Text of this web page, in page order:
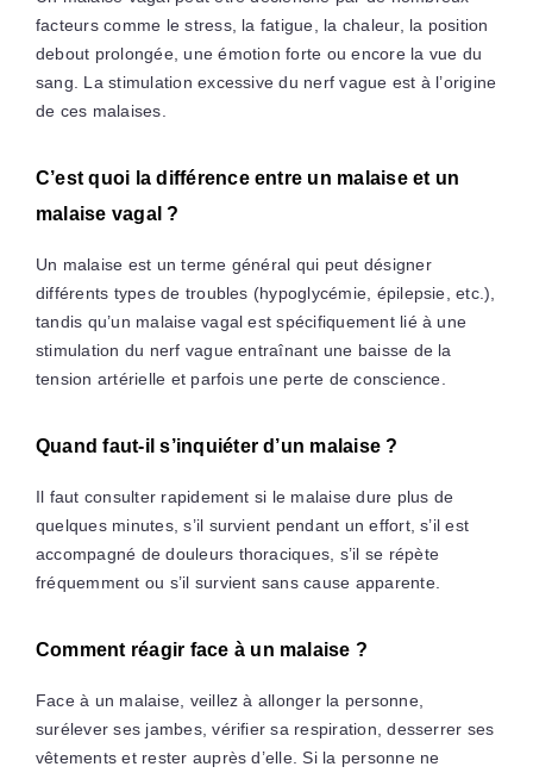
facteurs comme le stress, la fatigue, la chaleur, la position
debout prolongée, une émotion forte ou encore la vue du
sang. La stimulation excessive du nerf vague est à l’origine
de ces malaises.
C’est quoi la différence entre un malaise et un
malaise vagal ?
Un malaise est un terme général qui peut désigner
différents types de troubles (hypoglycémie, épilepsie, etc.),
tandis qu’un malaise vagal est spécifiquement lié à une
stimulation du nerf vague entraînant une baisse de la
tension artérielle et parfois une perte de conscience.
Quand faut-il s’inquiéter d’un malaise ?
Il faut consulter rapidement si le malaise dure plus de
quelques minutes, s’il survient pendant un effort, s’il est
accompagné de douleurs thoraciques, s’il se répète
fréquemment ou s’il survient sans cause apparente.
Comment réagir face à un malaise ?
Face à un malaise, veillez à allonger la personne,
surélever ses jambes, vérifier sa respiration, desserrer ses
vêtements et rester auprès d’elle. Si la personne ne